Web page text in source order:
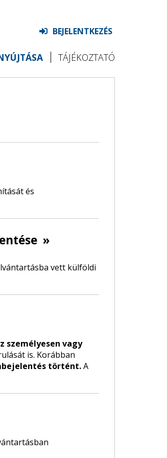
BEJELENTKEZÉS
TÁJÉKOZTATÓ
és
»
vett külföldi
személyesen vagy
is. Korábban
történt.A